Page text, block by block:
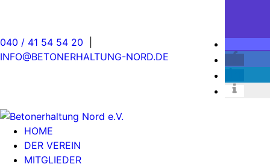
040 / 41 54 54 20
INFO@BETONERHALTUNG-NORD.DE
HOME
DER VEREIN
MITGLIEDER